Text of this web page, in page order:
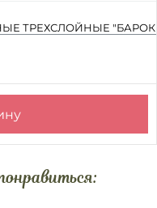
ТРЕХСЛОЙНЫЕ